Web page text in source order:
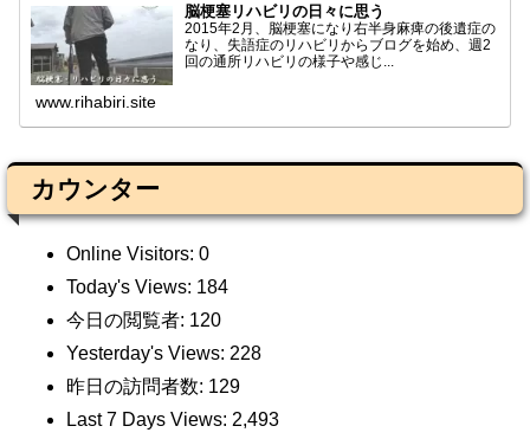
脳梗塞リハビリの日々に思う
2015年2月、脳梗塞になり右半身麻痺の後遺症の
なり、失語症のリハビリからブログを始め、週2
回の通所リハビリの様子や感じ...
www.rihabiri.site
カウンター
Online Visitors: 0
Today's Views: 184
今日の閲覧者: 120
Yesterday's Views: 228
昨日の訪問者数: 129
Last 7 Days Views: 2,493